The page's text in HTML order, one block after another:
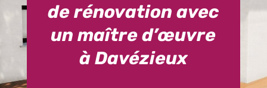
de rénovation avec
un maître d’œuvre
à Davézieux